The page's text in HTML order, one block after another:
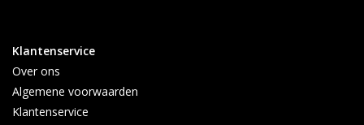
Klantenservice
Over ons
Algemene voorwaarden
Klantenservice